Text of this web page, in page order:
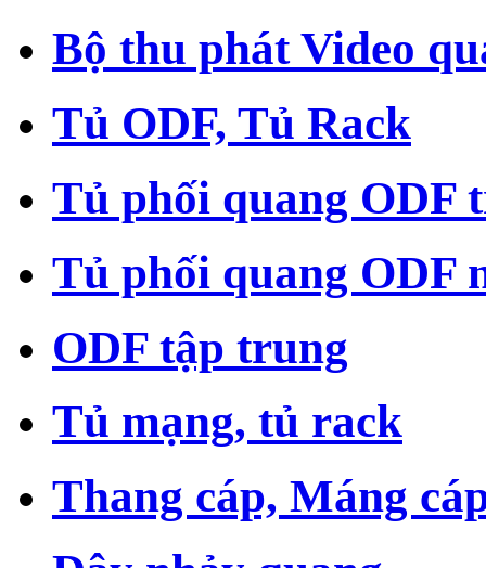
Bộ thu phát Video
Tủ ODF, Tủ Rack
Tủ phối quang ODF
Tủ phối quang ODF
ODF tập trung
Tủ mạng, tủ rack
Thang cáp, Máng